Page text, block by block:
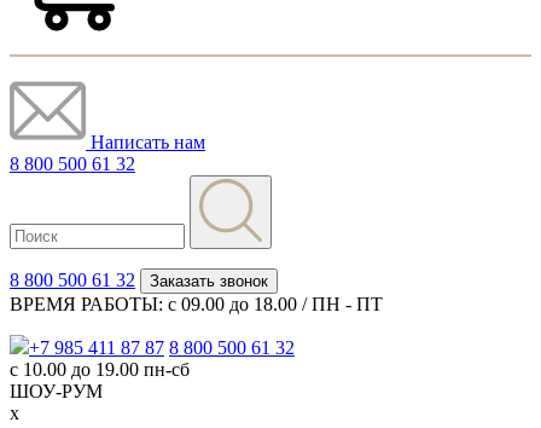
Написать нам
8 800 500 61 32
8 800 500 61 32 Заказать звонок
ВРЕМЯ РАБОТЫ: с 09.00 до 18.00 / ПН - ПТ
+7 985 411 87 87 8 800 500 61 32
с 10.00 до 19.00 пн-сб
ШОУ-РУМ
x